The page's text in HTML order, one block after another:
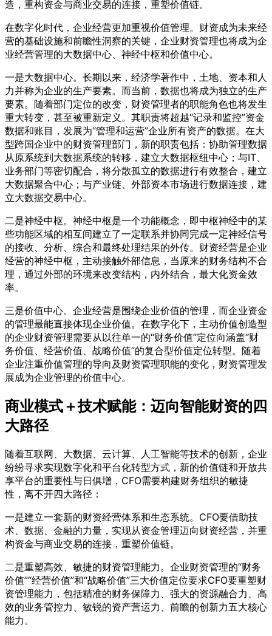
造，重构资金与商业交易的连接，重塑价值链。
在数字化时代，企业经营更加重视价值管理。财资成为未来经
营的基础设施和前瞻性洞察的关键，企业财资管理也将成为企
业经营管理的大数据中心、神经中枢和价值中心。
一是大数据中心。长期以来，经济学著作中，土地、资本和人
力并称为企业的生产要素。而当前，数据也将成为独立的生产
要素。随着部门定位的改变，财资管理者的职能角色也将发生
重大转变，甚至被重新定义。其职责将超越“记录和监控”资金
数据和账目，发展为“管理和运营”企业所有资产的数据。在大
型跨国企业中的财资管理部门，新的职责包括：协助管理数据
从原系统到大数据系统的转移，建立大数据枢纽中心；与IT、
业务部门等密切配合，将分散孤立的数据进行有效整合，建立
大数据聚合中心；与产业链、外部资本市场进行数据连接，建
立大数据交易中心。
二是神经中枢。神经中枢是一个功能概念，即中枢神经中的某
些功能区域的相互间建立了一定联系并协同完成一定神经信号
的接收、分析、综合和最终处理结果的外传。财资经营是企业
经营的神经中枢，主动接触外部信息，当原来的财务结构不合
理，通过外部的环境来改变结构，内外结合，最大化资金效
率。
三是价值中心。企业经营是围绕企业价值的管理，而企业资金
的管理最能直接体现企业价值。在数字化下，主动价值创造型
的企业财资管理需要从以往单一的“财务价值”定位向涵盖“财
务价值、经营价值、战略价值”的复合型价值定位转型。随着
企业注重价值管理的导向及财资管理职能的变化，财资管理发
展成为企业管理的价值中心。
商业模式＋技术赋能：迈向智能财资的四
大路径
随着互联网、大数据、云计算、人工智能等技术的创新，企业
纷纷寻求实现数字化和平台化转型方式，新的价值链和开放共
享平台的重要性与日俱增，CFO需要构建财务组织的敏捷
性，离不开四大路径：
一是建立一套新的财资经营体系和生态系统。CFO要借助技
术、数据、金融的力量，实现从资金管理迈向财资经营，并重
构资金与商业交易的连接，重塑价值链。
二是重塑高效、敏捷的财资管理能力。企业财资管理的“财务
价值”“经营价值”和“战略价值”三大价值定位要求CFO要重塑财
资管理能力，包括精准的财务保障力、强大的资源融合力、高
效的业务管控力、敏锐的资产营运力、前瞻的创新力五大核心
能力。